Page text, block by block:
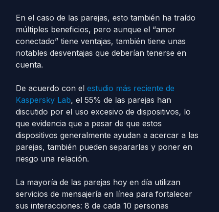
En el caso de las parejas, esto también ha traído
múltiples beneficios, pero aunque el “amor
conectado” tiene ventajas, también tiene unas
notables desventajas que deberían tenerse en
cuenta.
De acuerdo con el estudio más reciente de
Kaspersky Lab, el 55% de las parejas han
discutido por el uso excesivo de dispositivos, lo
que evidencia que a pesar de que estos
dispositivos generalmente ayudan a acercar a las
parejas, también pueden separarlas y poner en
riesgo una relación.
La mayoría de las parejas hoy en día utilizan
servicios de mensajería en línea para fortalecer
sus interacciones: 8 de cada 10 personas